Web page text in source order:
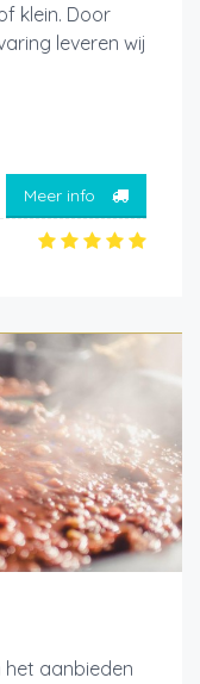
klein. Door
leveren wij
Meer info
het aanbieden